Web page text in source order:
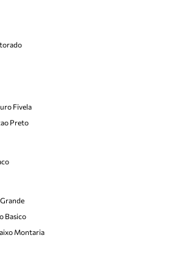
Fivela
Preto
Basico
Montaria